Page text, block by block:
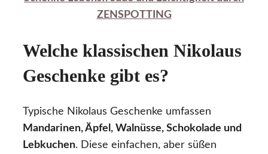
ZENSPOTTING
Welche klassischen Nikolaus
Geschenke gibt es?
Typische Nikolaus Geschenke umfassen
Mandarinen, Äpfel, Walnüsse, Schokolade und
Lebkuchen. Diese einfachen, aber süßen